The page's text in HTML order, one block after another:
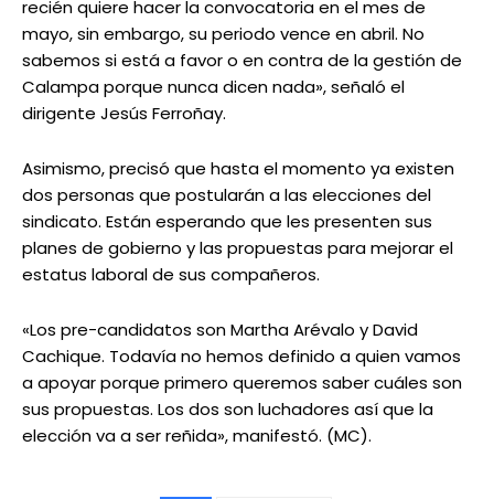
recién quiere hacer la convocatoria en el mes de
mayo, sin embargo, su periodo vence en abril. No
sabemos si está a favor o en contra de la gestión de
Calampa porque nunca dicen nada», señaló el
dirigente Jesús Ferroñay.
Asimismo, precisó que hasta el momento ya existen
dos personas que postularán a las elecciones del
sindicato. Están esperando que les presenten sus
planes de gobierno y las propuestas para mejorar el
estatus laboral de sus compañeros.
«Los pre-candidatos son Martha Arévalo y David
Cachique. Todavía no hemos definido a quien vamos
a apoyar porque primero queremos saber cuáles son
sus propuestas. Los dos son luchadores así que la
elección va a ser reñida», manifestó. (MC).